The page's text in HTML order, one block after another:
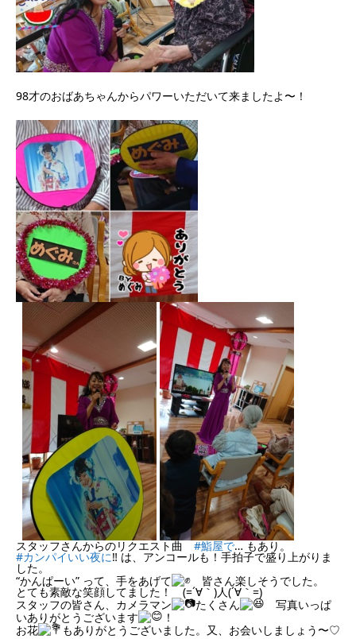
98才のおばあちゃんからパワーいただいて来ましたよ〜！
スタッフさんからのリクエスト曲 #鮨屋で… もあり。
#カンパイいい夜に‼︎ は、アンコールも！手拍子で盛り上がりま
した。
“かんぱーい” って、手をあげて
皆さん楽しそうでした。
とても素敵な笑顔してました！ (=´∀｀)人(´∀｀=)
スタッフの皆さん、カメラマン
たくさん
写真いっぱ
いありがとうございます
！
お花
もありがとうございました。又、お会いしましょう〜♡